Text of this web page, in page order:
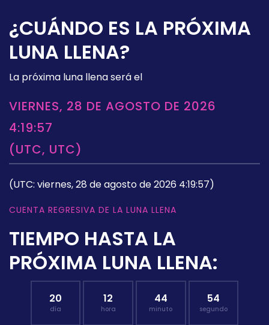
¿CUÁNDO ES LA PRÓXIMA
LUNA LLENA?
La próxima luna llena será el
VIERNES, 28 DE AGOSTO DE 2026
4:19:57
(UTC, UTC)
(UTC: viernes, 28 de agosto de 2026 4:19:57)
CUENTA REGRESIVA DE LA LUNA LLENA
TIEMPO HASTA LA
PRÓXIMA LUNA LLENA:
20
día
12
hora
44
minuto
53
segundo